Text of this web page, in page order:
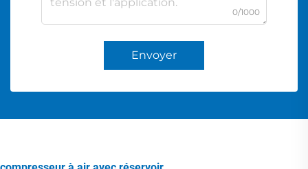
0/1000
Envoyer